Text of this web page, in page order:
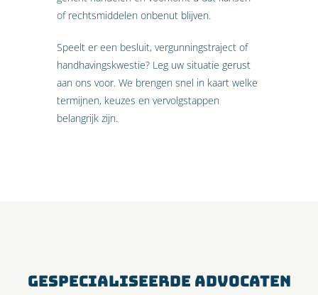
of rechtsmiddelen onbenut blijven.
Speelt er een besluit, vergunningstraject of
handhavingskwestie? Leg uw situatie gerust
aan ons voor. We brengen snel in kaart welke
termijnen, keuzes en vervolgstappen
belangrijk zijn.
GESPECIALISEERDE ADVOCATEN